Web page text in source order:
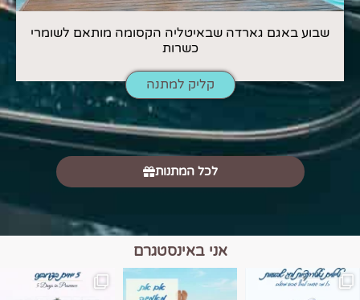
שבוע באגם גארדה שבאיטליה הקסומה מותאם לשומרי
כשרות
קליק למתנה
לכל המתנות
אני באינסטגרם
הם הגבול 💙🩵